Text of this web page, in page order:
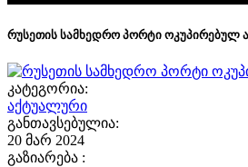
რუსეთის სამხედრო პორტი ოკუპირებულ
კატეგორია:
აქტუალური
განთავსებულია:
20 მარ 2024
გაზიარება :